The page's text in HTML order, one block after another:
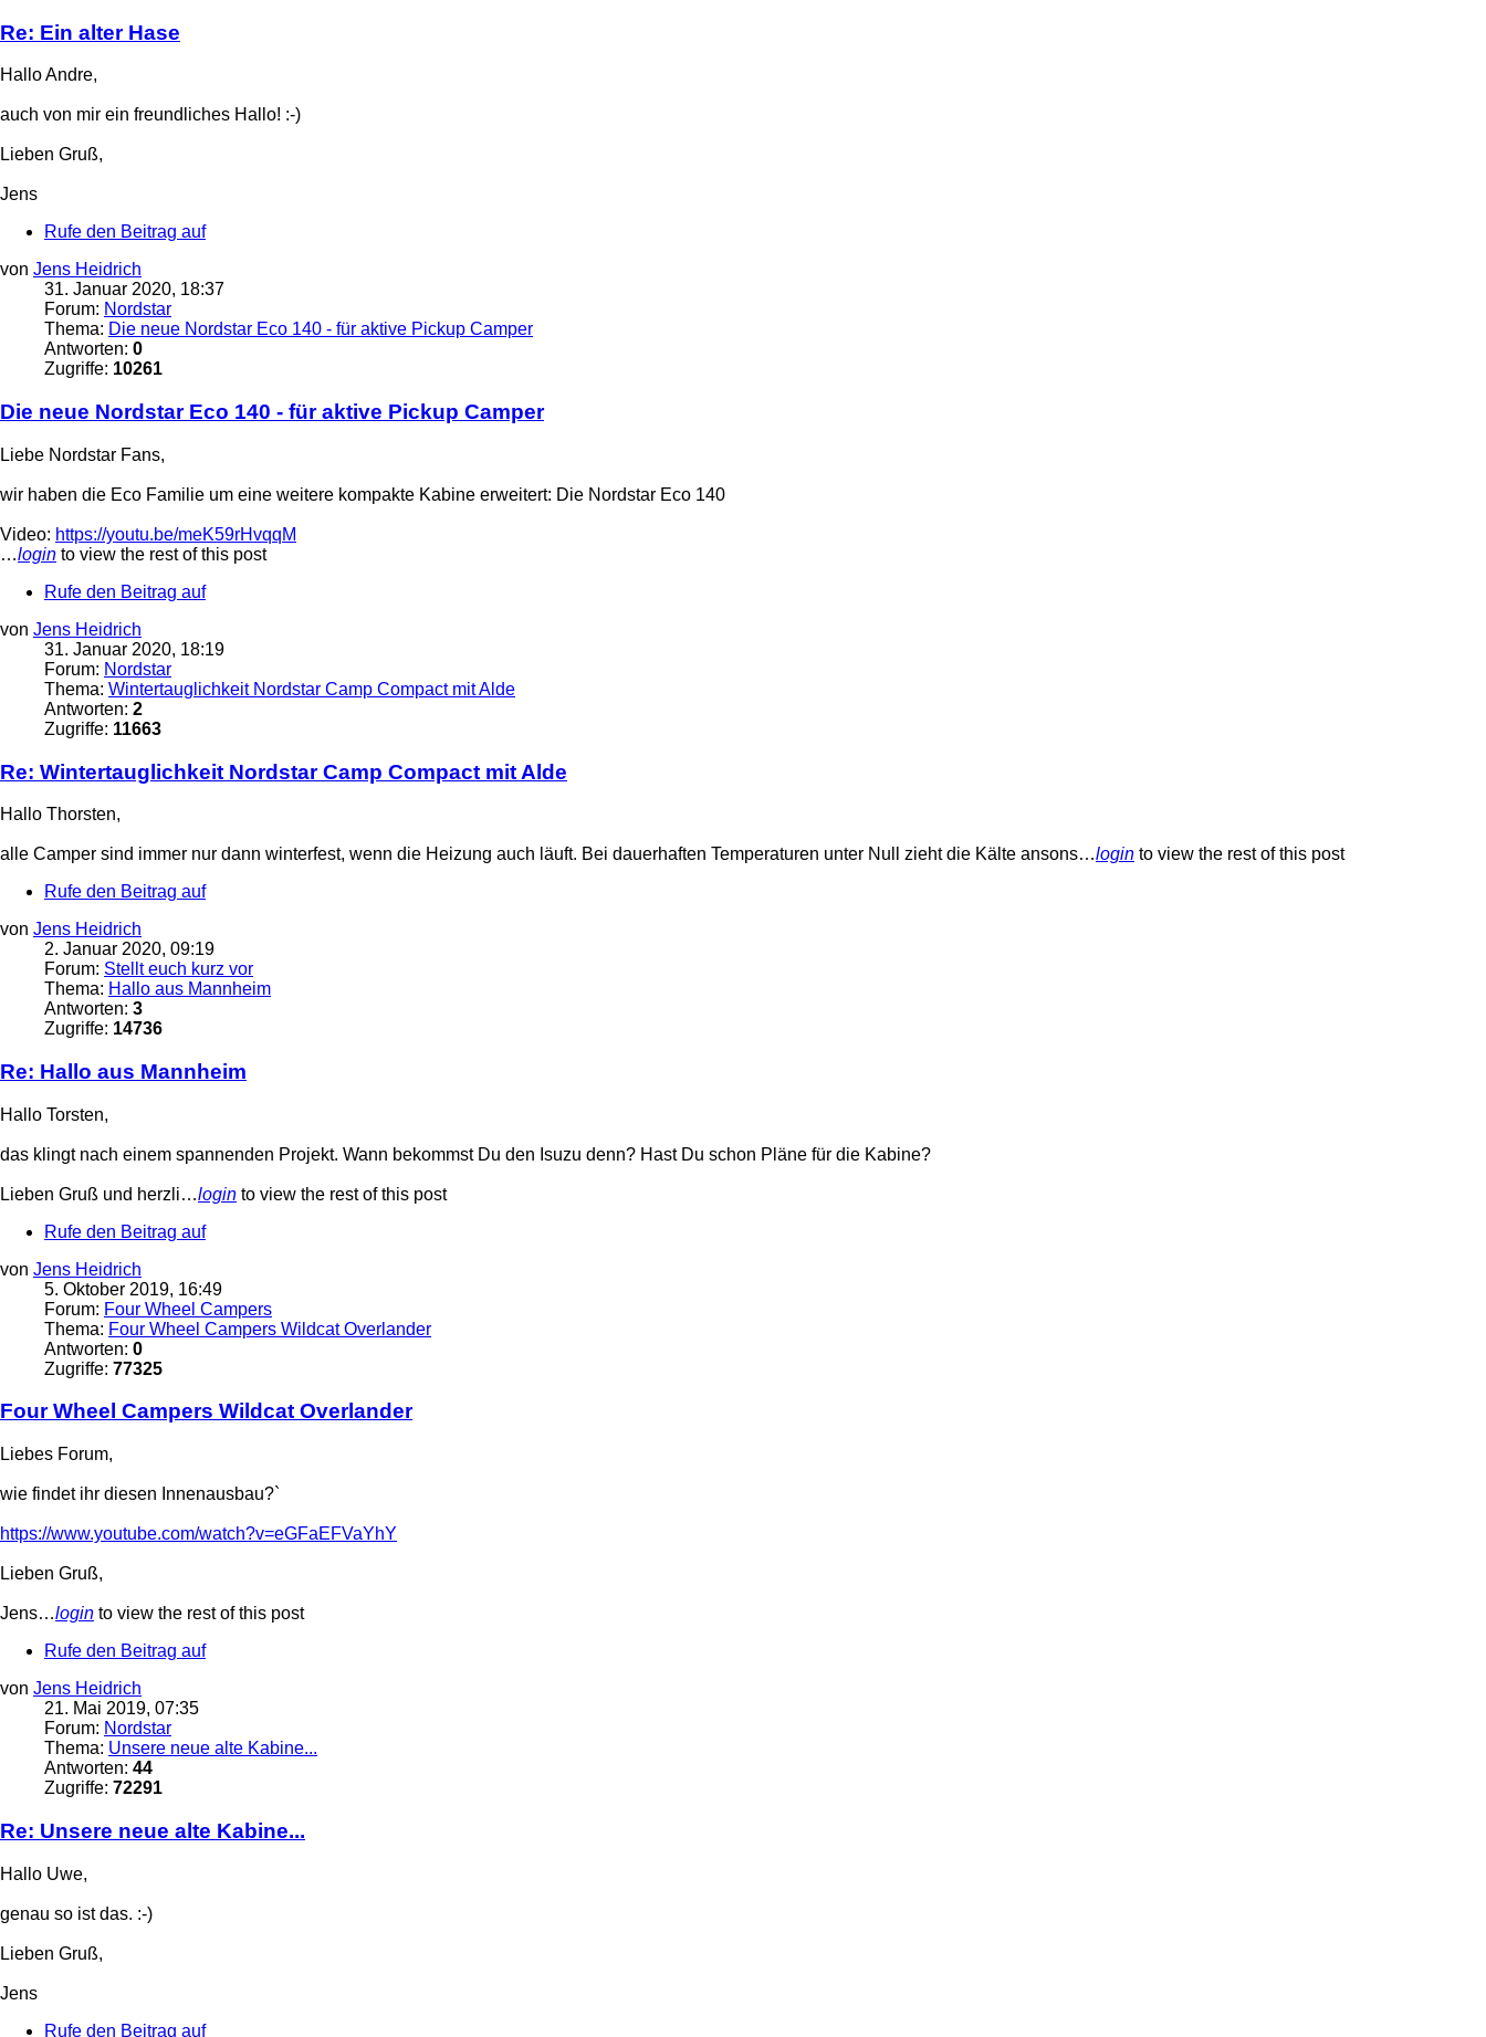
Re: Ein alter Hase
Hallo Andre,
auch von mir ein freundliches Hallo! :-)
Lieben Gruß,
Jens
Rufe den Beitrag auf
von Jens Heidrich
31. Januar 2020, 18:37
Forum: Nordstar
Thema: Die neue Nordstar Eco 140 - für aktive Pickup Camper
Antworten: 0
Zugriffe: 10261
Die neue Nordstar Eco 140 - für aktive Pickup Camper
Liebe Nordstar Fans,
wir haben die Eco Familie um eine weitere kompakte Kabine erweitert: Die Nordstar Eco 140
Video: https://youtu.be/meK59rHvqqM
…login to view the rest of this post
Rufe den Beitrag auf
von Jens Heidrich
31. Januar 2020, 18:19
Forum: Nordstar
Thema: Wintertauglichkeit Nordstar Camp Compact mit Alde
Antworten: 2
Zugriffe: 11663
Re: Wintertauglichkeit Nordstar Camp Compact mit Alde
Hallo Thorsten,
alle Camper sind immer nur dann winterfest, wenn die Heizung auch läuft. Bei dauerhaften Temperaturen unter Null zieht die Kälte ansons…login to view the rest of this post
Rufe den Beitrag auf
von Jens Heidrich
2. Januar 2020, 09:19
Forum: Stellt euch kurz vor
Thema: Hallo aus Mannheim
Antworten: 3
Zugriffe: 14736
Re: Hallo aus Mannheim
Hallo Torsten,
das klingt nach einem spannenden Projekt. Wann bekommst Du den Isuzu denn? Hast Du schon Pläne für die Kabine?
Lieben Gruß und herzli…login to view the rest of this post
Rufe den Beitrag auf
von Jens Heidrich
5. Oktober 2019, 16:49
Forum: Four Wheel Campers
Thema: Four Wheel Campers Wildcat Overlander
Antworten: 0
Zugriffe: 77325
Four Wheel Campers Wildcat Overlander
Liebes Forum,
wie findet ihr diesen Innenausbau?`
https://www.youtube.com/watch?v=eGFaEFVaYhY
Lieben Gruß,
Jens…login to view the rest of this post
Rufe den Beitrag auf
von Jens Heidrich
21. Mai 2019, 07:35
Forum: Nordstar
Thema: Unsere neue alte Kabine...
Antworten: 44
Zugriffe: 72291
Re: Unsere neue alte Kabine...
Hallo Uwe,
genau so ist das. :-)
Lieben Gruß,
Jens
Rufe den Beitrag auf